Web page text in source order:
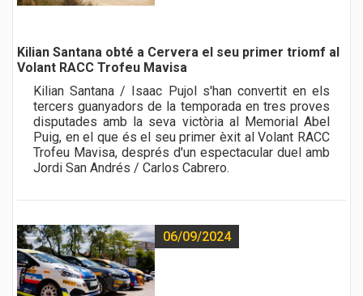
Kilian Santana obté a Cervera el seu primer triomf al
Volant RACC Trofeu Mavisa
Kilian Santana / Isaac Pujol s'han convertit en els
tercers guanyadors de la temporada en tres proves
disputades amb la seva victòria al Memorial Abel
Puig, en el que és el seu primer èxit al Volant RACC
Trofeu Mavisa, després d'un espectacular duel amb
Jordi San Andrés / Carlos Cabrero.
06/09/2024